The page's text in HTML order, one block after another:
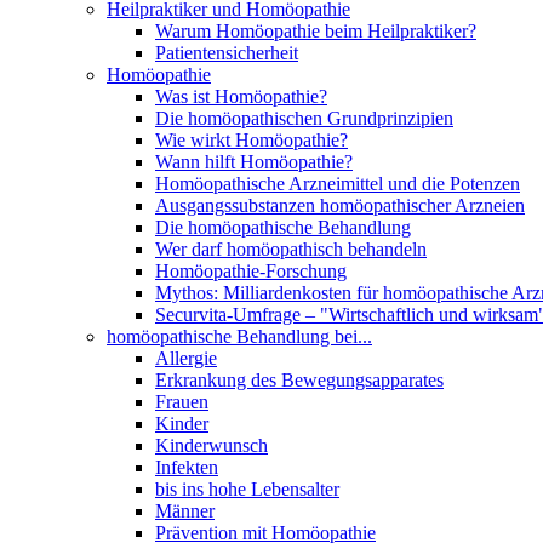
Heilpraktiker und Homöopathie
Warum Homöopathie beim Heilpraktiker?
Patientensicherheit
Homöopathie
Was ist Homöopathie?
Die homöopathischen Grundprinzipien
Wie wirkt Homöopathie?
Wann hilft Homöopathie?
Homöopathische Arzneimittel und die Potenzen
Ausgangssubstanzen homöopathischer Arzneien
Die homöopathische Behandlung
Wer darf homöopathisch behandeln
Homöopathie-Forschung
Mythos: Milliardenkosten für homöopathische
Securvita-Umfrage – "Wirtschaftlich und
homöopathische Behandlung bei...
Allergie
Erkrankung des Bewegungsapparates
Frauen
Kinder
Kinderwunsch
Infekten
bis ins hohe Lebensalter
Männer
Prävention mit Homöopathie